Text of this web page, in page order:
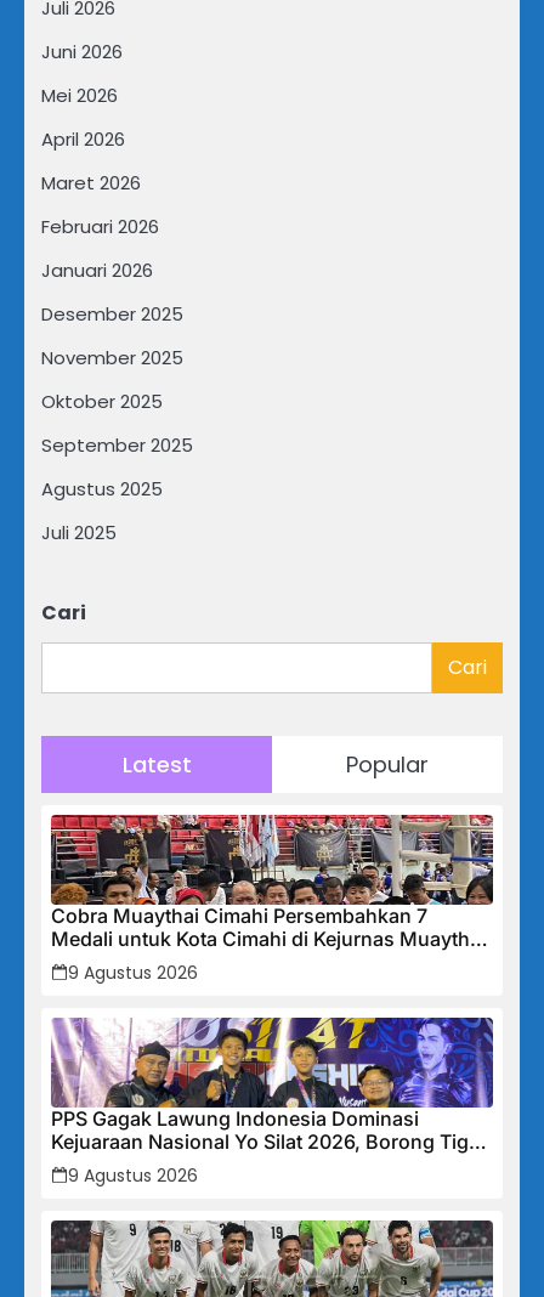
Juli 2026
Juni 2026
Mei 2026
April 2026
Maret 2026
Februari 2026
Januari 2026
Desember 2025
November 2025
Oktober 2025
September 2025
Agustus 2025
Juli 2025
Cari
Cari
Latest Popular
Cobra Muaythai Cimahi Persembahkan 7
Medali untuk Kota Cimahi di Kejurnas Muaythai
Indonesia 2026
9 Agustus 2026
PPS Gagak Lawung Indonesia Dominasi
Kejuaraan Nasional Yo Silat 2026, Borong Tiga
Medali Emas
9 Agustus 2026